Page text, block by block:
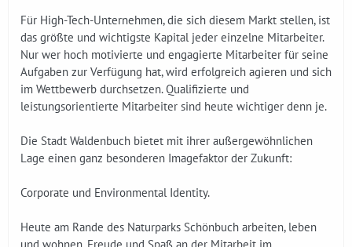
Für High-Tech-Unternehmen, die sich diesem Markt stellen, ist
das größte und wichtigste Kapital jeder einzelne Mitarbeiter.
Nur wer hoch motivierte und engagierte Mitarbeiter für seine
Aufgaben zur Verfügung hat, wird erfolgreich agieren und sich
im Wettbewerb durchsetzen. Qualifizierte und
leistungsorientierte Mitarbeiter sind heute wichtiger denn je.
Die Stadt Waldenbuch bietet mit ihrer außergewöhnlichen
Lage einen ganz besonderen Imagefaktor der Zukunft:
Corporate und Environmental Identity.
Heute am Rande des Naturparks Schönbuch arbeiten, leben